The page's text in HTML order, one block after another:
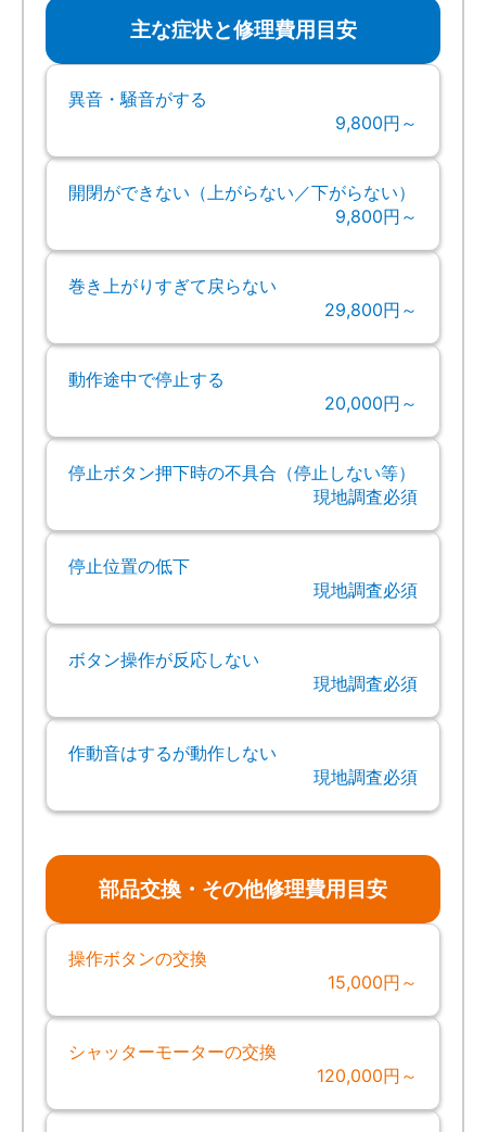
主な症状と修理費用目安
異音・騒音がする
9,800円～
開閉ができない（上がらない／下がらない）
9,800円～
巻き上がりすぎて戻らない
29,800円～
動作途中で停止する
20,000円～
停止ボタン押下時の不具合（停止しない等）
現地調査必須
停止位置の低下
現地調査必須
ボタン操作が反応しない
現地調査必須
作動音はするが動作しない
現地調査必須
部品交換・その他修理費用目安
操作ボタンの交換
15,000円～
シャッターモーターの交換
120,000円～